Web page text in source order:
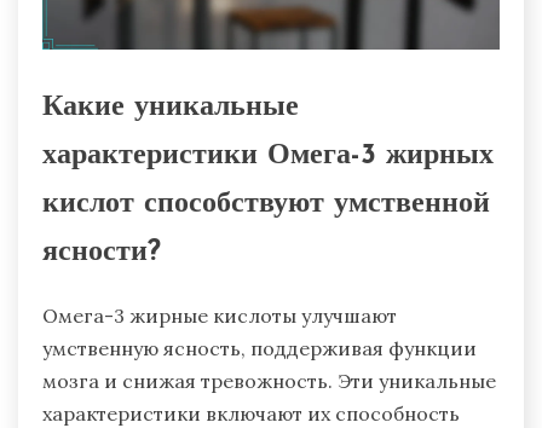
Какие уникальные
характеристики Омега-3 жирных
кислот способствуют умственной
ясности?
Омега-3 жирные кислоты улучшают
умственную ясность, поддерживая функции
мозга и снижая тревожность. Эти уникальные
характеристики включают их способность